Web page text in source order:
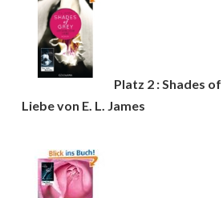
Platz 2 : Shades
Liebe von E. L. James